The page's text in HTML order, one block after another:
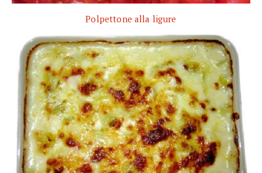
Polpettone alla ligure